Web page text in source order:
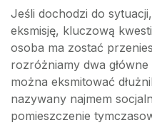
Jeśli dochodzi do
eksmisję, kluczową
osoba ma zostać
rozróżniamy dwa
można eksmitować
nazywany najmem
pomieszczenie